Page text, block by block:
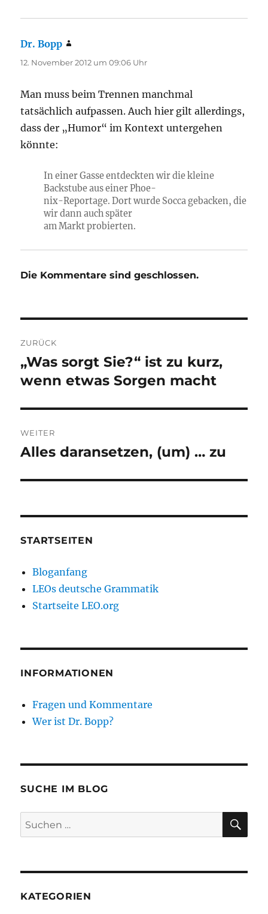
Dr. Bopp
12. November 2012 um 09:06 Uhr
Man muss beim Trennen manchmal
tatsächlich aufpassen. Auch hier gilt allerdings,
dass der „Humor“ im Kontext untergehen
könnte:
In einer Gasse entdeckten wir die kleine
Backstube aus einerPhoe-
nix-Reportage. Dort wurde Socca gebacken, die
wir dann auch später
am Markt probierten.
Die Kommentare sind geschlossen.
ZURÜCK
Vorheriger
Beitrag:
„Was sorgt Sie?“ ist zu kurz,
wenn etwas Sorgen macht
WEITER
Nächster
Alles daransetzen, (um) … zu
STARTSEITEN
Bloganfang
LEOs deutsche Grammatik
Startseite LEO.org
INFORMATIONEN
Fragen und Kommentare
Wer ist Dr. Bopp?
SUCHE IM BLOG
Suchen
nach:
KATEGORIEN